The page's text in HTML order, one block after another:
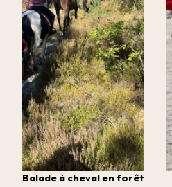
Balade à cheval en forêt